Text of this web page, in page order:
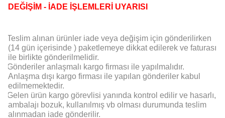
DEĞİŞİM - İADE İŞLEMLERİ UYARISI
Teslim alınan ürünler iade veya değişim için gönderilirken
(14 gün içerisinde ) paketlemeye dikkat edilerek ve faturası
ile birlikte gönderilmelidir.
Gönderiler anlaşmalı kargo firması ile yapılmalıdır.
Anlaşma dışı kargo firması ile yapılan gönderiler kabul
edilmemektedir.
Gelen ürün kargo görevlisi yanında kontrol edilir ve hasarlı,
ambalajı bozuk, kullanılmış vb olması durumunda teslim
alınmadan iade gönderilir.